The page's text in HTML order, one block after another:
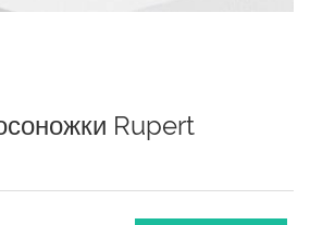
Rupert